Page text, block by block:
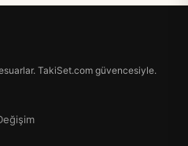
TakiSet.com güvencesiyle.